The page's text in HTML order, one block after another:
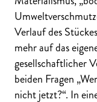
Verlauf des
mehr auf das
gesellschaftlicher
beiden Fragen
nicht jetzt?“. In